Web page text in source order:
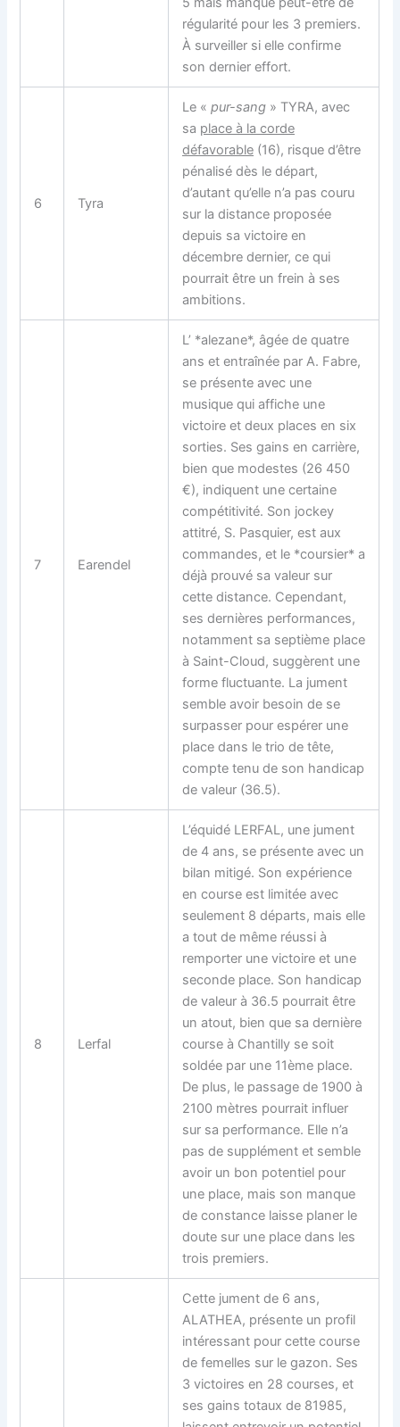
régularité pour les 3 premiers.
À surveiller si elle confirme
son dernier effort.
6 Tyra
Le «pur-sang » TYRA, avec
sa place à la corde
défavorable (16), risque d’être
pénalisé dès le départ,
d’autant qu’elle n’a pas couru
sur la distance proposée
depuis sa victoire en
décembre dernier, ce qui
pourrait être un frein à ses
ambitions.
7 Earendel
L’ *alezane*, âgée de quatre
ans et entraînée par A. Fabre,
se présente avec une
musique qui affiche une
victoire et deux places en six
sorties. Ses gains en carrière,
bien que modestes (26 450
€), indiquent une certaine
compétitivité. Son jockey
attitré, S. Pasquier, est aux
commandes, et le *coursier* a
déjà prouvé sa valeur sur
cette distance. Cependant,
ses dernières performances,
notamment sa septième place
à Saint-Cloud, suggèrent une
forme fluctuante. La jument
semble avoir besoin de se
surpasser pour espérer une
place dans le trio de tête,
compte tenu de son handicap
de valeur (36.5).
8 Lerfal
L’équidé LERFAL, une jument
de 4 ans, se présente avec un
bilan mitigé. Son expérience
en course est limitée avec
seulement 8 départs, mais elle
a tout de même réussi à
remporter une victoire et une
seconde place. Son handicap
de valeur à 36.5 pourrait être
un atout, bien que sa dernière
course à Chantilly se soit
soldée par une 11ème place.
De plus, le passage de 1900 à
2100 mètres pourrait influer
sur sa performance. Elle n’a
pas de supplément et semble
avoir un bon potentiel pour
une place, mais son manque
de constance laisse planer le
doute sur une place dans les
trois premiers.
Cette jument de 6 ans,
ALATHEA, présente un profil
intéressant pour cette course
de femelles sur le gazon. Ses
3 victoires en 28 courses, et
ses gains totaux de 81985,